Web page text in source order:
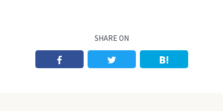
SHARE ON